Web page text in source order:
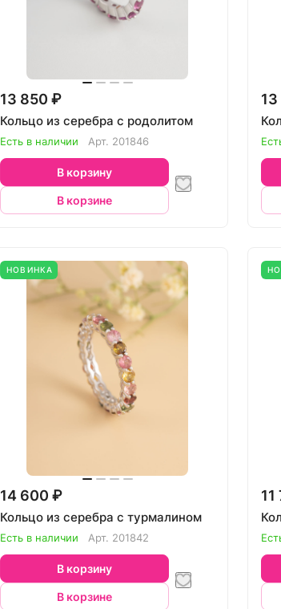
13 850 ₽
Кольцо из серебра с родолитом
Есть в наличии Арт. 201846
В корзину
В корзине
НОВИНКА
14 600 ₽
Кольцо из серебра с турмалином
Есть в наличии Арт. 201842
В корзину
В корзине